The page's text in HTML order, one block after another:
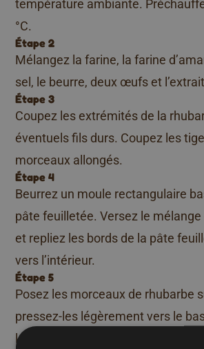
température ambiante.
°C.
Étape 2
Mélangez la farine, la farine
sel, le beurre, deux œufs et
Étape 3
Coupez les extrémités de la
éventuels fils durs. Coupez les
morceaux allongés.
Étape 4
Beurrez un moule rectangulaire
pâte feuilletée. Versez le
et repliez les bords de la pâte
vers l’intérieur.
Étape 5
Posez les morceaux de rhubarbe
pressez-les légèrement vers le
les côtés de la pâte feuilletée